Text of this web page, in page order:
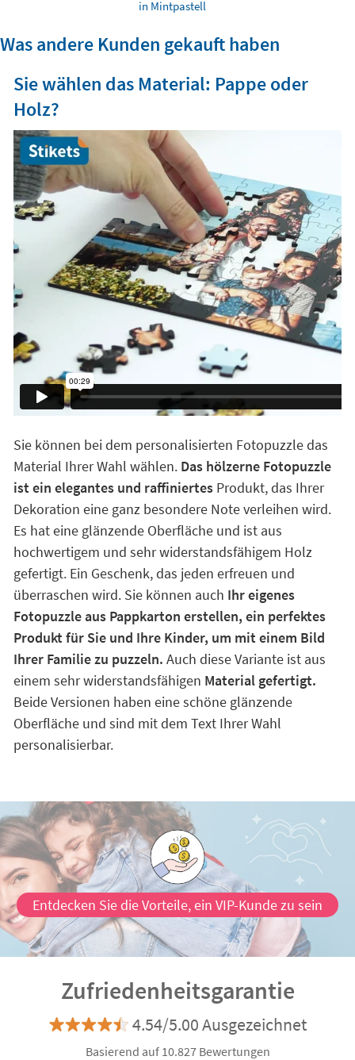
in Mintpastell
Was andere Kunden gekauft haben
Sie wählen das Material: Pappe oder
Holz?
Sie können bei dem personalisierten Fotopuzzle das
Material Ihrer Wahl wählen. Das hölzerne Fotopuzzle
ist ein elegantes und raffiniertesProdukt, das Ihrer
Dekoration eine ganz besondere Note verleihen wird.
Es hat eine glänzende Oberfläche und ist aus
hochwertigem und sehr widerstandsfähigem Holz
gefertigt. Ein Geschenk, das jeden erfreuen und
überraschen wird. Sie können auch Ihr eigenes
Fotopuzzle aus Pappkarton erstellen, ein perfektes
Produkt für Sie und Ihre Kinder, um mit einem Bild
Ihrer Familie zu puzzeln. Auch diese Variante ist aus
einem sehr widerstandsfähigen Material gefertigt.
Beide Versionen haben eine schöne glänzende
Oberfläche und sind mit dem Text Ihrer Wahl
personalisierbar.
Entdecken Sie die Vorteile, ein VIP-Kunde zu sein
Zufriedenheitsgarantie
4.54/5.00 Ausgezeichnet
Basierend auf 10.827 Bewertungen